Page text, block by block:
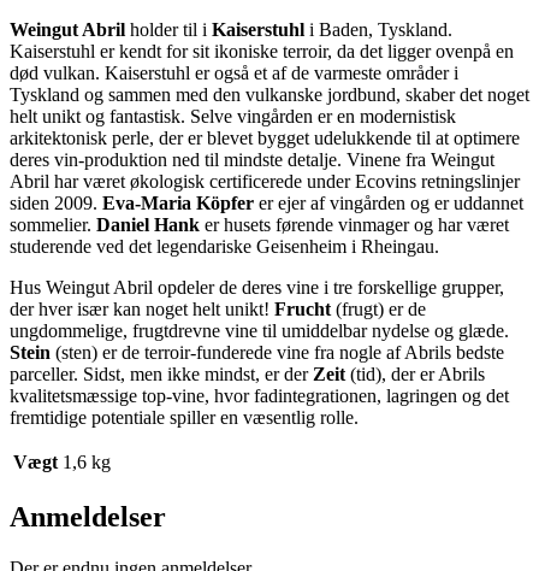
Weingut Abril holder til i Kaiserstuhl i Baden, Tyskland.
Kaiserstuhl er kendt for sit ikoniske terroir, da det ligger ovenpå en
død vulkan. Kaiserstuhl er også et af de varmeste områder i
Tyskland og sammen med den vulkanske jordbund, skaber det noget
helt unikt og fantastisk. Selve vingården er en modernistisk
arkitektonisk perle, der er blevet bygget udelukkende til at optimere
deres vin-produktion ned til mindste detalje. Vinene fra Weingut
Abril har været økologisk certificerede under Ecovins retningslinjer
siden 2009. Eva-Maria Köpfer er ejer af vingården og er uddannet
sommelier. Daniel Hank er husets førende vinmager og har været
studerende ved det legendariske Geisenheim i Rheingau.
Hus Weingut Abril opdeler de deres vine i tre forskellige grupper,
der hver især kan noget helt unikt! Frucht (frugt) er de
ungdommelige, frugtdrevne vine til umiddelbar nydelse og glæde.
Stein (sten) er de terroir-funderede vine fra nogle af Abrils bedste
parceller. Sidst, men ikke mindst, er der Zeit (tid), der er Abrils
kvalitetsmæssige top-vine, hvor fadintegrationen, lagringen og det
fremtidige potentiale spiller en væsentlig rolle.
Vægt 1,6 kg
Anmeldelser